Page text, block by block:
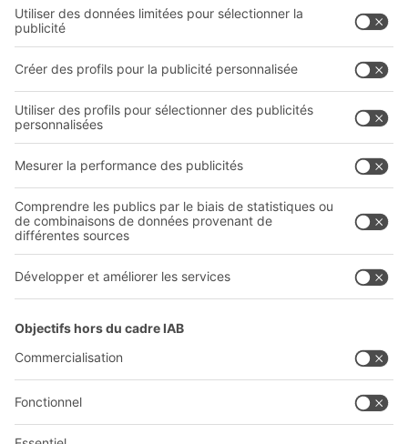
Bacs en matière plastique
Systèmes de rayonnages
Prestations de service
LE PRO DU STOCKAGE
Entreprise
Qui sommes-nous ?
Sites internationaux
Follow us
ABIT O
YOUR LIFE.
03 870 99 00
© 2026 BITO-Lagertechnik Bittmann GmbH